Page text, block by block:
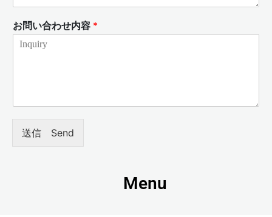
お問い合わせ内容 *
送信 Send
Menu